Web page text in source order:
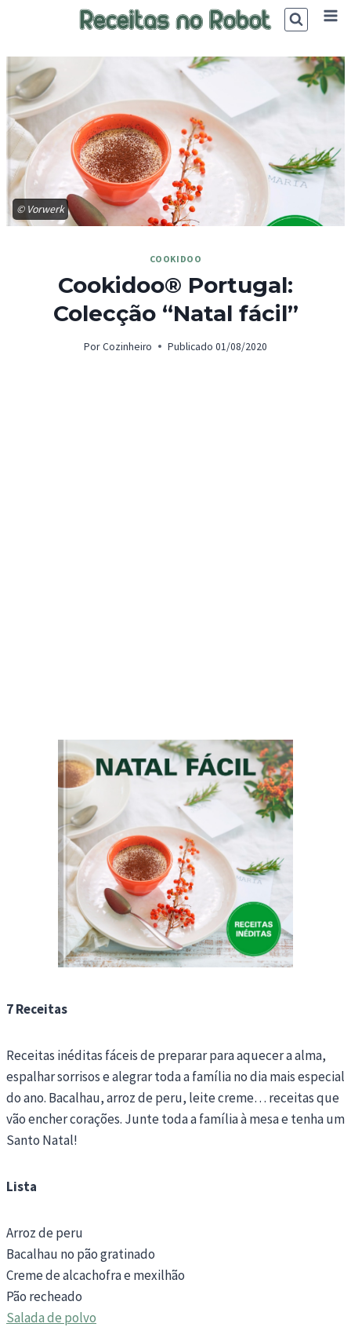
© Vorwerk
COOKIDOO
Cookidoo® Portugal:
Colecção “Natal fácil”
Por Cozinheiro Publicado 01/08/2020
7 Receitas
Receitas inéditas fáceis de preparar para aquecer a alma,
espalhar sorrisos e alegrar toda a família no dia mais especial
do ano. Bacalhau, arroz de peru, leite creme… receitas que
vão encher corações. Junte toda a família à mesa e tenha um
Santo Natal!
Lista
Arroz de peru
Bacalhau no pão gratinado
Creme de alcachofra e mexilhão
Pão recheado
Salada de polvo